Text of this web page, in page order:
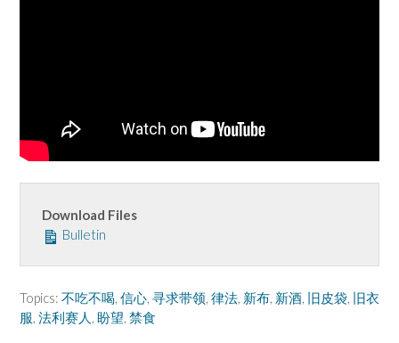
Download Files
Bulletin
Topics: 不吃不喝, 信心, 寻求带领, 律法, 新布, 新酒, 旧皮袋, 旧衣
服, 法利赛人 , 盼望, 禁食